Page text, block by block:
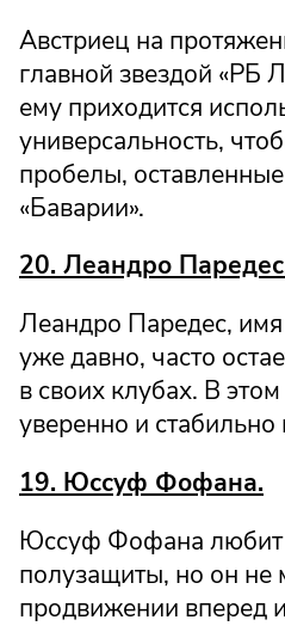
Австриец на
главной звездой «РБ
ему приходится
универсальность,
пробелы,
«Баварии».
20. Леандро
Леандро Паредес, имя
уже давно, часто
в своих клубах. В
уверенно и стабильно
19. Юссуф Фофана.
Юссуф Фофана любит
полузащиты, но он не
продвижении вперед